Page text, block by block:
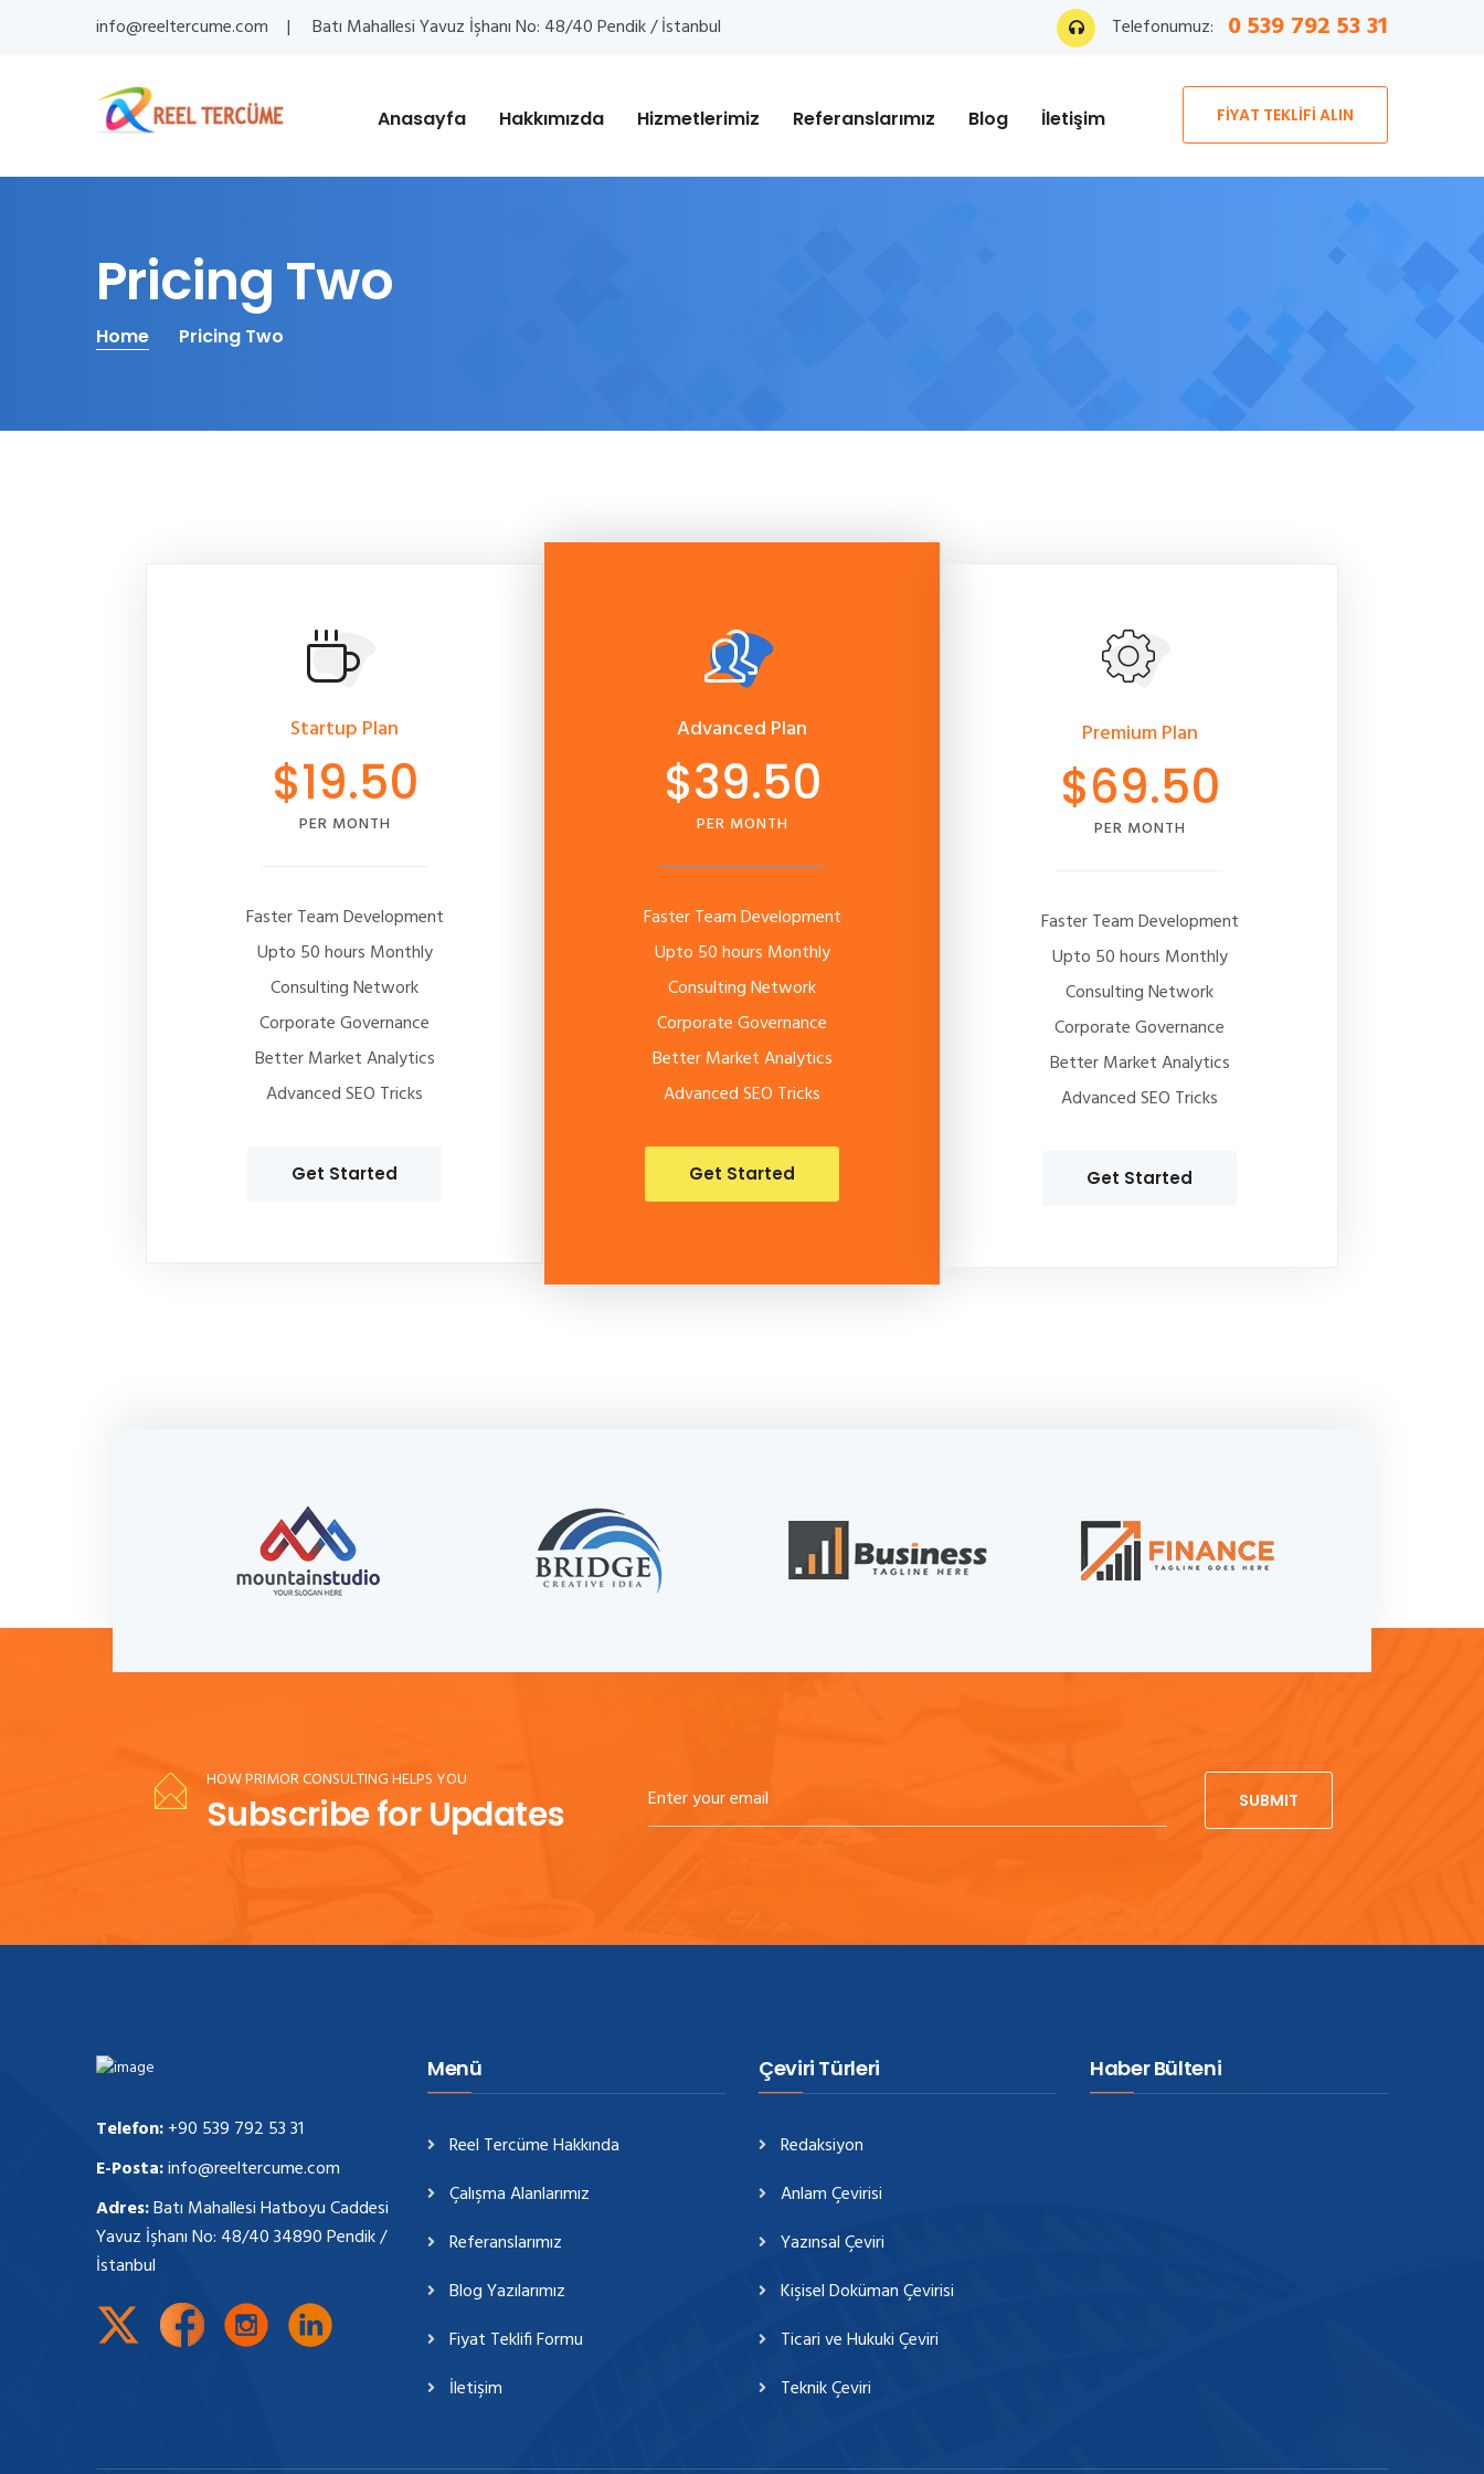
info@reeltercume.com Batı Mahallesi Yavuz İşhanı No: 48/40 Pendik / İstanbul Telefonumuz: 0 539 792 53 31
Anasayfa Hakkımızda Hizmetlerimiz Referanslarımız Blog İletişim FİYAT TEKLİFİ ALIN
Pricing Two
Home Pricing Two
Startup Plan
$19.50
PER MONTH
Faster Team Development
Upto 50 hours Monthly
Consulting Network
Corporate Governance
Better Market Analytics
Advanced SEO Tricks
Get Started
Advanced Plan
$39.50
PER MONTH
Faster Team Development
Upto 50 hours Monthly
Consulting Network
Corporate Governance
Better Market Analytics
Advanced SEO Tricks
Get Started
Premium Plan
$69.50
PER MONTH
Faster Team Development
Upto 50 hours Monthly
Consulting Network
Corporate Governance
Better Market Analytics
Advanced SEO Tricks
Get Started
HOW PRIMOR CONSULTING HELPS YOU
Subscribe for Updates SUBMIT
Telefon:+90 539 792 53 31
E-Posta:info@reeltercume.com
Adres:Batı Mahallesi Hatboyu Caddesi
Yavuz İşhanı No: 48/40 34890 Pendik /
İstanbul
Menü
Reel Tercüme Hakkında
Çalışma Alanlarımız
Referanslarımız
Blog Yazılarımız
Fiyat Teklifi Formu
İletişim
Çeviri Türleri
Redaksiyon
Anlam Çevirisi
Yazınsal Çeviri
Kişisel Doküman Çevirisi
Ticari ve Hukuki Çeviri
Teknik Çeviri
Haber Bülteni